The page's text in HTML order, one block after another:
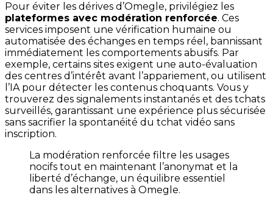
Pour éviter les dérives d’Omegle, privilégiez les
plateformes avec modération renforcée. Ces
services imposent une vérification humaine ou
automatisée des échanges en temps réel, bannissant
immédiatement les comportements abusifs. Par
exemple, certains sites exigent une auto-évaluation
des centres d’intérêt avant l’appariement, ou utilisent
l’IA pour détecter les contenus choquants. Vous y
trouverez des signalements instantanés et des tchats
surveillés, garantissant une expérience plus sécurisée
sans sacrifier la spontanéité du tchat vidéo sans
inscription.
La modération renforcée filtre les usages
nocifs tout en maintenant l’anonymat et la
liberté d’échange, un équilibre essentiel
dans les alternatives à Omegle.